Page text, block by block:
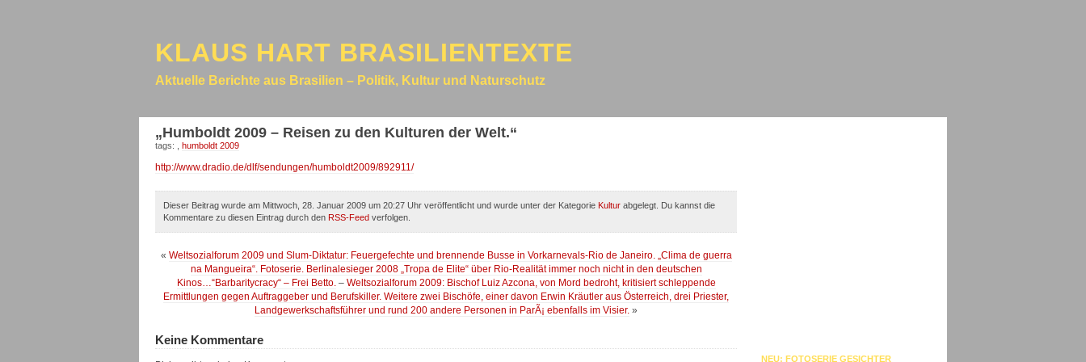
KLAUS HART BRASILIENTEXTE
Aktuelle Berichte aus Brasilien – Politik, Kultur und Naturschutz
„Humboldt 2009 – Reisen zu den Kulturen der Welt.“
tags: humboldt 2009
http://www.dradio.de/dlf/sendungen/humboldt2009/892911/
Dieser Beitrag wurde am Mittwoch, 28. Januar 2009 um 20:27 Uhr veröffentlicht und wurde unter der Kategorie Kultur abgelegt. Du kannst die
Kommentare zu diesen Eintrag durch den RSS-Feed verfolgen.
« Weltsozialforum 2009 und Slum-Diktatur: Feuergefechte und brennende Busse in Vorkarnevals-Rio de Janeiro. „Clima de guerra
na Mangueira“. Fotoserie. Berlinalesieger 2008 „Tropa de Elite“ über Rio-Realität immer noch nicht in den deutschen
Kinos…“Barbaritycracy“ – Frei Betto.– Weltsozialforum 2009: Bischof Luiz Azcona, von Mord bedroht, kritisiert schleppende
Ermittlungen gegen Auftraggeber und Berufskiller. Weitere zwei Bischöfe, einer davon Erwin Kräutler aus Österreich, drei Priester,
Landgewerkschaftsführer und rund 200 andere Personen in ParÃ¡ ebenfalls im Visier. »
Keine Kommentare
NEU: FOTOSERIE GESICHTER